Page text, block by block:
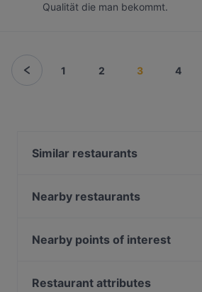
Qualität die man bekommt.
1 2 3 4
Similar restaurants
Yajee - African & Caribbean Cuisine
Casa Beef im KaDeWe
Trattoria Da Lucia
Nearby restaurants
ILOsBAR
Nearby points of interest
Wuehlischplatz, Berlin
Restaurant attributes